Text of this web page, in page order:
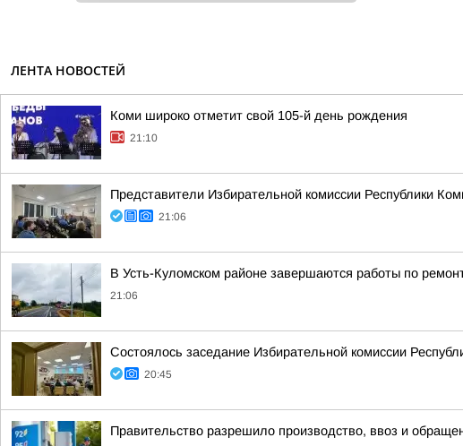
ЛЕНТА НОВОСТЕЙ
Коми широко отметит свой 105-й день рождения
21:10
Представители Избирательной комиссии Республики
21:06
В Усть-Куломском районе завершаются работы по
21:06
Состоялось заседание Избирательной комиссии
20:45
Правительство разрешило производство, ввоз и